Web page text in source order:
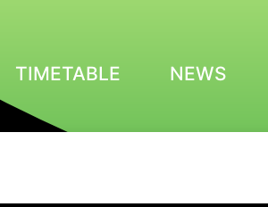
TIMETABLE NEWS